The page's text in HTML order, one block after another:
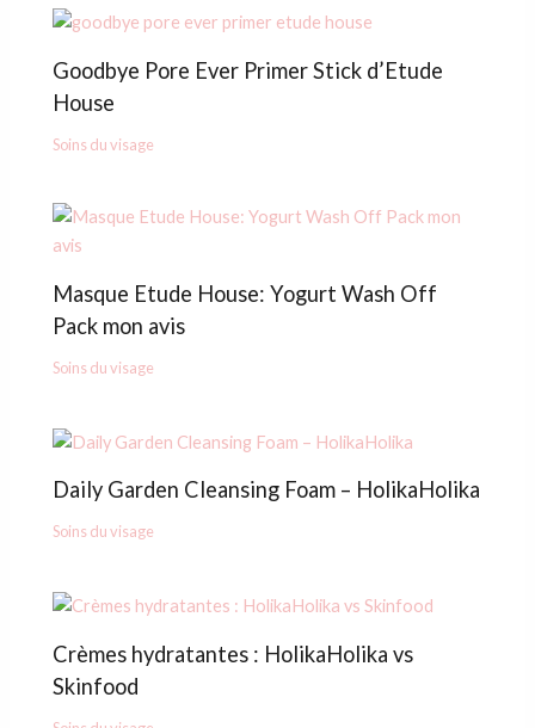
Goodbye Pore Ever Primer Stick d’Etude
House
Soins du visage
Masque Etude House: Yogurt Wash Off
Pack mon avis
Soins du visage
Daily Garden Cleansing Foam – HolikaHolika
Soins du visage
Crèmes hydratantes : HolikaHolika vs
Skinfood